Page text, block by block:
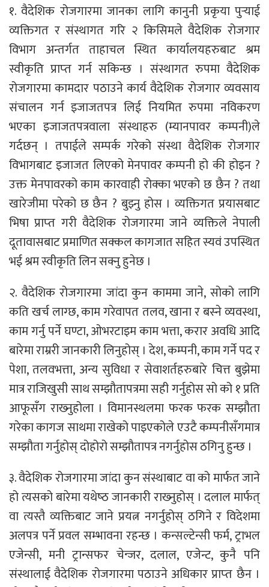
१. वैदेशिक रोजगारमा जानका लागि कानुनी प्रकृया पुर्‍याई
व्यक्तिगत र संस्थागत गरि २ किसिमले वैदेशिक रोजगार
विभाग अन्तर्गत ताहाचल स्थित कार्यालयहरुबाट श्रम
स्वीकृति प्राप्‍त गर्न सकिन्छ । संस्थागत रुपमा वैदेशिक
रोजगारमा कामदार पठाउने कार्य वैदेशिक रोजगार व्यवसाय
संचालन गर्न इजाजतपत्र लिई नियमित रुपमा नविकरण
भएका इजाजतपत्रवाला संस्थाहरु (म्यानपावर कम्पनी)ले
गर्दछन् । तपाईले सम्पर्क गरेको संस्था वैदेशिक रोजगार
विभागबाट इजाजत लिएको मेनपावर कम्पनी हो की होइन ?
उक्त मेनपावरको काम कारवाही रोक्का भएको छ छैन ? तथा
खारेजीमा परेको छ छैन ? बुझ्नु होस । व्यक्तिगत प्रयासबाट
भिषा प्राप्‍त गरी वैदेशिक रोजगारमा जाने व्यक्तिले नेपाली
दूतावासबाट प्रमाणित सक्कल कागजात सहित स्यवं उपस्थित
भई श्रम स्वीकृति लिन सक्नु हुनेछ ।
२. वैदेशिक रोजगारमा जांदा कुन काममा जाने, सोको लागि
कति खर्च लाग्छ, काम गरेवापत तलव, खाना र बस्‍ने व्यवस्था,
काम गर्नु पर्ने घण्टा, ओभरटाइम काम भत्ता, करार अवधि आदि
बारेमा राम्ररी जानकारी लिनुहोस् । देश, कम्पनी, काम गर्ने पद र
पेशा, तलवभत्ता, अन्य सुविधा र सेवाशर्तहरुबारे चित्त बुझेमा
मात्र राजिखुसी साथ सम्झौतापत्रमा सही गर्नुहोस सो को १ प्रति
आफूसँग राख्‍नुहोला । विमानस्थलमा फरक फरक सम्झौता
गरेका कागज साथमा राखेको पाइएकोले एउटै कम्पनीसँगमात्र
सम्झौता गर्नुहोस् दोहोरो सम्झौतापत्र नगर्नुहोस ठगिनु हुन्छ ।
३. वैदेशिक रोजगारमा जांदा कुन संस्थाबाट वा को मार्फत जाने
हो त्यसको बारेमा यथेष्‍ठ जानकारी राख्‍नुहोस् । दलाल मार्फत्
वा त्यस्तै व्यक्तिबाट जाने प्रयत्न नगर्नुहोस् ठगिने र विदेशमा
अलपत्र पर्ने प्रवल सम्भावना रहन्छ । कन्सल्टेन्सी फर्म, ट्राभल
एजेन्सी, मनी ट्रान्सफर चेन्जर, दलाल, एजेन्ट, कुनै पनि
संस्थालाई वैदेशिक रोजगारमा पठाउने अधिकार प्राप्‍त छैन ।